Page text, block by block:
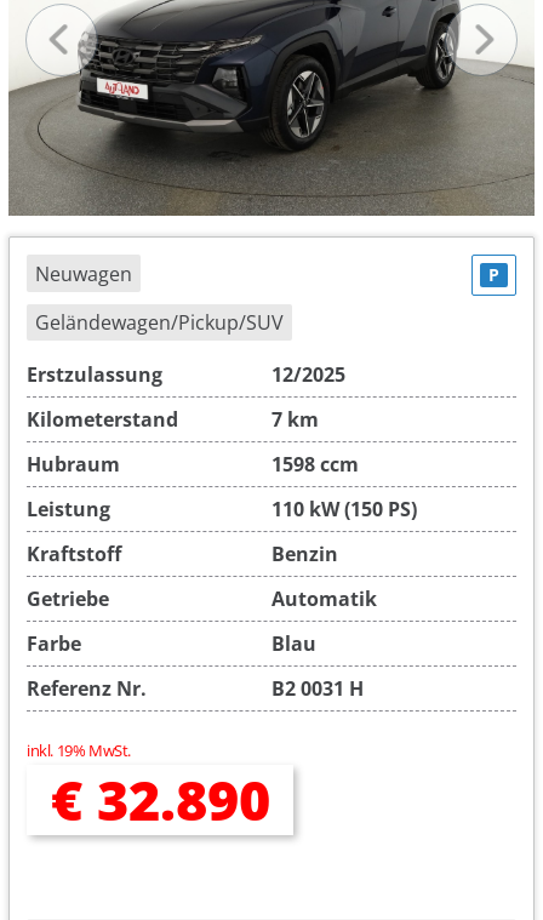
Neuwagen
Geländewagen/Pickup/SUV
P
Erstzulassung
12/2025
Kilometerstand
7 km
Hubraum
1598 ccm
Leistung
110 kW (150 PS)
Kraftstoff
Benzin
Getriebe
Automatik
Farbe
Blau
Referenz Nr.
B2 0031 H
inkl. 19% MwSt.
€ 32.890